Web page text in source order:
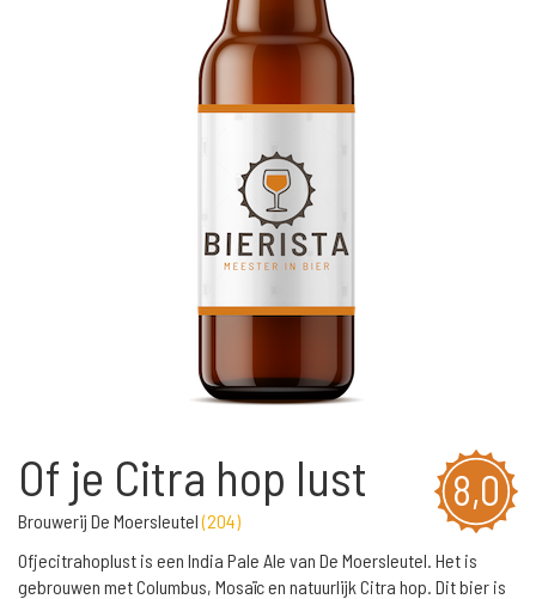
8,0
Of je Citra hop lust
Brouwerij De Moersleutel(204)
Ofjecitrahoplust is een India Pale Ale van De Moersleutel. Het is
gebrouwen met Columbus, Mosaïc en natuurlijk Citra hop. Dit bier is